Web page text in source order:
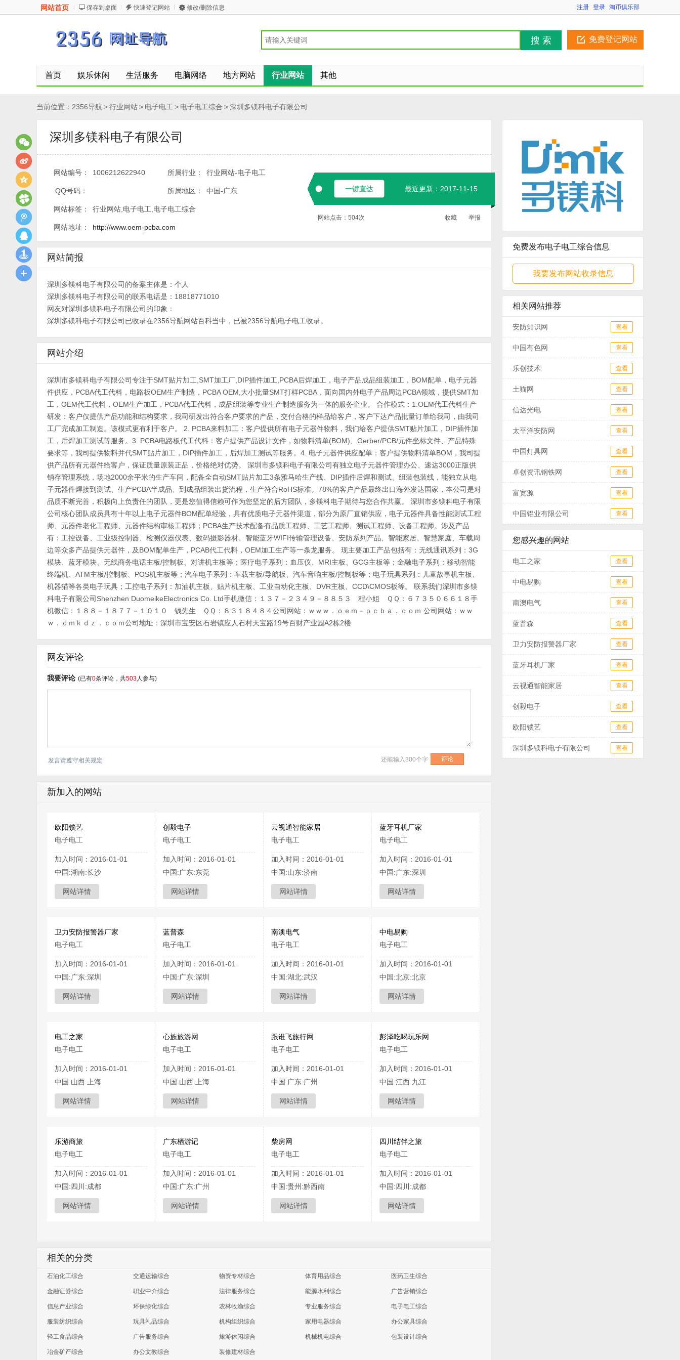
网站首页 保存到桌面 快速登记网站 修改/删除信息 注册 登录 淘币俱乐部
免费登记网站
搜 索
首页 娱乐休闲 生活服务 电脑网络 地方网站 行业网站 其他
当前位置： 2356导航 >行业网站> 电子电工 > 电子电工综合 >深圳多镁科电子有限公司
深圳多镁科电子有限公司
网站编号： 1006212622940 所属行业： 行业网站-电子电工
QQ号码： 所属地区： 中国-广东
网站标签： 行业网站,电子电工,电子电工综合
网站地址： http://www.oem-pcba.com
一键直达 最近更新：2017-11-15
网站点击： 504次 收藏 举报
网站简报
深圳多镁科电子有限公司的备案主体是：个人
深圳多镁科电子有限公司的联系电话是：18818771010
网友对深圳多镁科电子有限公司的印象：
深圳多镁科电子有限公司已收录在2356导航网站百科当中，已被2356导航电子电工收录。
网站介绍
深圳市多镁科电子有限公司专注于SMT贴片加工,SMT加工厂,DIP插件加工,PCBA后焊加工，电子产品成品组装加工，BOM配单，电子元器
件供应，PCBA代工代料，电路板OEM生产制造，PCBA OEM,大小批量SMT打样PCBA，面向国内外电子产品周边PCBA领域，提供SMT加
工，OEM代工代料，OEM生产加工，PCBA代工代料，成品组装等专业生产制造服务为一体的服务企业。 合作模式：1.OEM代工代料生产
研发：客户仅提供产品功能和结构要求，我司研发出符合客户要求的产品，交付合格的样品给客户，客户下达产品批量订单给我司，由我司
工厂完成加工制造。该模式更有利于客户。 2. PCBA来料加工：客户提供所有电子元器件物料，我们给客户提供SMT贴片加工，DIP插件加
工，后焊加工测试等服务。3. PCBA电路板代工代料：客户提供产品设计文件，如物料清单(BOM)、Gerber/PCB/元件坐标文件、产品特殊
要求等，我司提供物料并代SMT贴片加工，DIP插件加工，后焊加工测试等服务。4. 电子元器件供应配单：客户提供物料清单BOM，我司提
供产品所有元器件给客户，保证质量原装正品，价格绝对优势。 深圳市多镁科电子有限公司有独立电子元器件管理办公、速达3000正版供
销存管理系统，场地2000余平米的生产车间，配备全自动SMT贴片加工3条雅马哈生产线、DIP插件后焊和测试、组装包装线，能独立从电
子元器件焊接到测试、生产PCBA半成品、到成品组装出货流程，生产符合RoHS标准。78%的客户产品最终出口海外发达国家，本公司是对
品质不断完善，积极向上负责任的团队，更是您值得信赖可作为您坚定的后方团队，多镁科电子期待与您合作共赢。 深圳市多镁科电子有限
公司核心团队成员具有十年以上电子元器件BOM配单经验，具有优质电子元器件渠道，部分为原厂直销供应，电子元器件具备性能测试工程
师、元器件老化工程师、元器件结构审核工程师；PCBA生产技术配备有品质工程师、工艺工程师、测试工程师、设备工程师。涉及产品
有：工控设备、工业级控制器、检测仪器仪表、数码摄影器材、智能蓝牙WIFI传输管理设备、安防系列产品、智能家居、智慧家庭、车载周
边等众多产品提供元器件，及BOM配单生产，PCAB代工代料，OEM加工生产等一条龙服务。 现主要加工产品包括有：无线通讯系列：3G
模块、蓝牙模块、无线商务电话主板/控制板、对讲机主板等；医疗电子系列：血压仪、MRI主板、GCG主板等；金融电子系列：移动智能
终端机、ATM主板/控制板、POS机主板等；汽车电子系列：车载主板/导航板、汽车音响主板/控制板等；电子玩具系列：儿童故事机主板、
机器猫等各类电子玩具；工控电子系列：加油机主板、贴片机主板、工业自动化主板、DVR主板、CCD\CMOS板等。 联系我们深圳市多镁
科电子有限公司Shenzhen DuomeikeElectronics Co. Ltd手机微信：１３７－２３４９－８８５３ 程小姐 ＱＱ：６７３５０６６１８手
机微信：１８８－１８７７－１０１０ 钱先生 ＱＱ：８３１８４８４公司网站：ｗｗｗ．ｏｅｍ－ｐｃｂａ．ｃｏｍ 公司网站：ｗｗ
ｗ．ｄｍｋｄｚ．ｃｏｍ公司地址：深圳市宝安区石岩镇应人石村天宝路19号百财产业园A2栋2楼
网友评论
我要评论 (已有0条评论，共503人参与)
发言请遵守相关规定 还能输入300个字
新加入的网站
欧阳锁艺
电子电工
加入时间：2016-01-01
中国:湖南:长沙
网站详情
创毅电子
电子电工
加入时间：2016-01-01
中国:广东:东莞
网站详情
云视通智能家居
电子电工
加入时间：2016-01-01
中国:山东:济南
网站详情
蓝牙耳机厂家
电子电工
加入时间：2016-01-01
中国:广东:深圳
网站详情
卫力安防报警器厂家
电子电工
加入时间：2016-01-01
中国:广东:深圳
网站详情
蓝普森
电子电工
加入时间：2016-01-01
中国:广东:深圳
网站详情
南澳电气
电子电工
加入时间：2016-01-01
中国:湖北:武汉
网站详情
中电易购
电子电工
加入时间：2016-01-01
中国:北京:北京
网站详情
电工之家
电子电工
加入时间：2016-01-01
中国:山西:上海
网站详情
心族旅游网
电子电工
加入时间：2016-01-01
中国:山西:上海
网站详情
跟谁飞旅行网
电子电工
加入时间：2016-01-01
中国:广东:广州
网站详情
彭泽吃喝玩乐网
电子电工
加入时间：2016-01-01
中国:江西:九江
网站详情
乐游商旅
电子电工
加入时间：2016-01-01
中国:四川:成都
网站详情
广东栖游记
电子电工
加入时间：2016-01-01
中国:广东:广州
网站详情
柴房网
电子电工
加入时间：2016-01-01
中国:贵州:黔西南
网站详情
四川结伴之旅
电子电工
加入时间：2016-01-01
中国:四川:成都
网站详情
相关的分类
石油化工综合 交通运输综合 物资专材综合 体育用品综合 医药卫生综合
金融证券综合 职业中介综合 法律服务综合 能源水利综合 广告营销综合
信息产业综合 环保绿化综合 农林牧渔综合 专业服务综合 电子电工综合
服装纺织综合 玩具礼品综合 机构组织综合 家用电器综合 办公家具综合
轻工食品综合 广告服务综合 旅游休闲综合 机械机电综合 包装设计综合
冶金矿产综合 办公文教综合 装修建材综合
免费发布电子电工综合信息
我要发布网站收录信息
相关网站推荐
安防知识网 查看
中国有色网 查看
乐创技术 查看
土猫网 查看
信达光电 查看
太平洋安防网 查看
中国灯具网 查看
卓创资讯钢铁网 查看
富宽源 查看
中国铝业有限公司 查看
您感兴趣的网站
电工之家 查看
中电易购 查看
南澳电气 查看
蓝普森 查看
卫力安防报警器厂家 查看
蓝牙耳机厂家 查看
云视通智能家居 查看
创毅电子 查看
欧阳锁艺 查看
深圳多镁科电子有限公司 查看